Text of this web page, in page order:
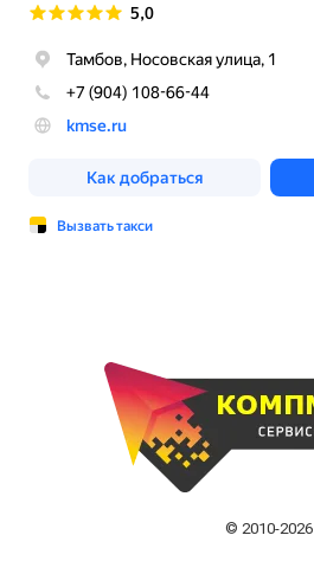
© 2010-2026